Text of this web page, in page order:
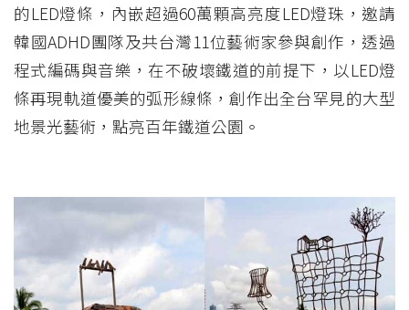
的LED燈條，內嵌超過60萬顆高亮度LED燈珠，邀請
韓國ADHD團隊及共台灣11位藝術家參與創作，透過
程式編碼與音樂，在不破壞鐵道的前提下，以LED燈
條再現軌道優美的弧形線條，創作出全台罕見的大型
地景光藝術，點亮百年鐵道公園。